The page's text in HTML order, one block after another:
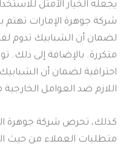
يجعله الخيار الأمثل
شركة جوهرة الإمارات تهتم
لضمان أن الشبابيك تدوم
متكررة. بالإضافة إلى ذلك.
احترافية لضمان أن
اللازم ضد العوامل
كذلك، تحرص شركة جوهرة
متطلبات العملاء من حيث